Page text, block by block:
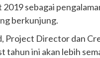
2019 sebagai
berkunjung.
Project Director dan
tahun ini akan lebih